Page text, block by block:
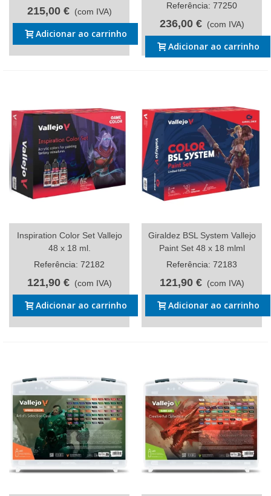
215,00 € (com IVA)
Adicionar ao carrinho
Referência: 77250
236,00 € (com IVA)
Adicionar ao carrinho
Inspiration Color Set Vallejo
48 x 18 ml.
Referência: 72182
121,90 € (com IVA)
Adicionar ao carrinho
Giraldez BSL System Vallejo
Paint Set 48 x 18 mlml
Referência: 72183
121,90 € (com IVA)
Adicionar ao carrinho